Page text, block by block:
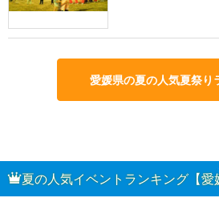
愛媛県の夏の人気夏祭り
夏の人気イベントランキング【愛